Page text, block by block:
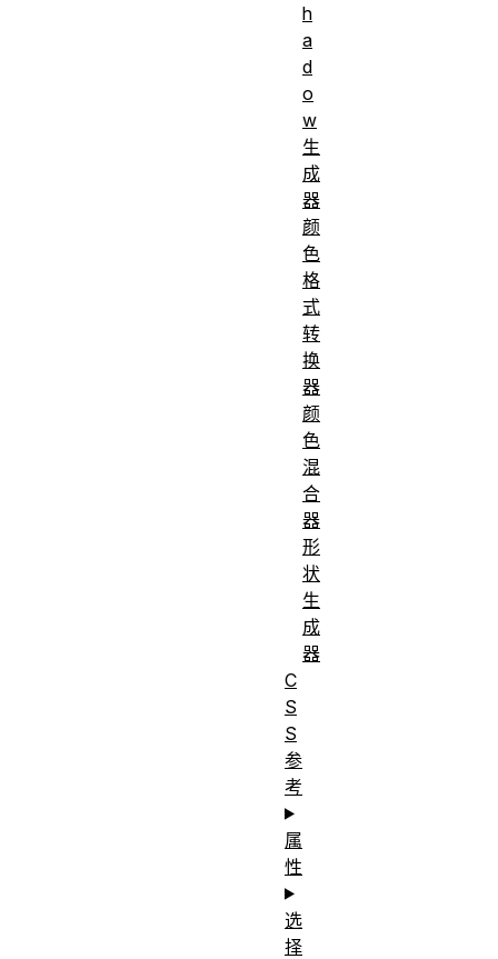
h
a
d
o
w
生
成
器
颜
色
格
式
转
换
器
颜
色
混
合
器
形
状
生
成
器
C
S
S
参
考
属
性
选
择